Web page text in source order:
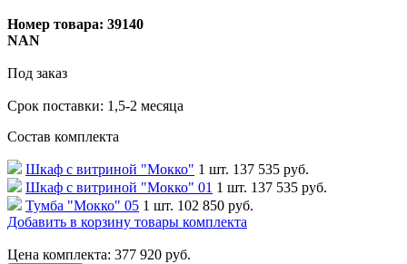
Номер товара: 39140
NAN
Под заказ
Cрок поставки: 1,5-2 месяца
Состав комплекта
Шкаф с витриной "Мокко" 1 шт. 137 535 руб.
Шкаф с витриной "Мокко" 01 1 шт. 137 535 руб.
Тумба "Мокко" 05 1 шт. 102 850 руб.
Добавить в корзину товары комплекта
Цена комплекта: 377 920 руб.